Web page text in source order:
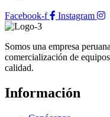
Facebook-f Instagram
Somos una empresa
comercialización de
calidad.
Información